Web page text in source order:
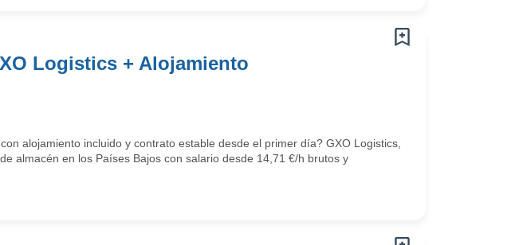
Logistics + Alojamiento
alojamiento incluido y contrato estable desde el primer día? GXO Logistics,
almacén en los Países Bajos con salario desde 14,71 €/h brutos y